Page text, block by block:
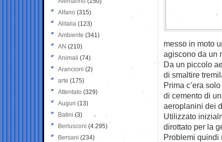
messo in moto
agiscono da un
Da un piccolo
di smaltire
Prima c’era
di cemento di
aeroplanini dei
Utilizzato
dirottato per la
Problemi quindi
Alfano (315)
Alitalia (123)
Ambiente (341)
AN (210)
Animali (74)
Arancioni (2)
arte (175)
Attentato (329)
Auguri (13)
Batini (3)
Berlusconi (4.295)
Bersani (234)